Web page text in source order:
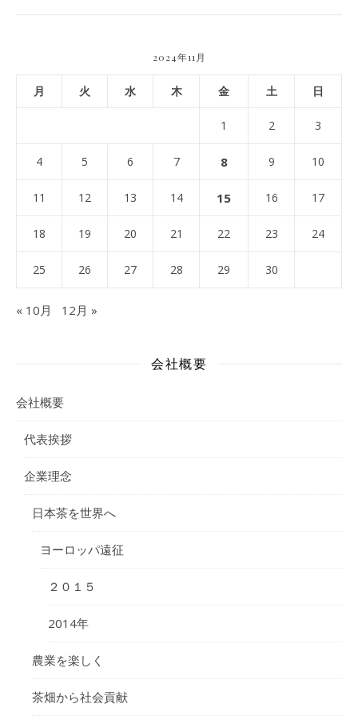
2024年11月
月 火 水 木 金 土 日
1 2 3
4 5 6 7 8 9 10
11 12 13 14 15 16 17
18 19 20 21 22 23 24
25 26 27 28 29 30
« 10月 12月 »
会社概要
会社概要
代表挨拶
企業理念
日本茶を世界へ
ヨーロッパ遠征
２０１５
2014年
農業を楽しく
茶畑から社会貢献